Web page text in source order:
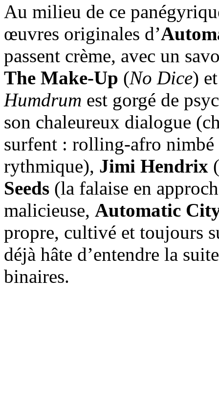
Au milieu de ce
œuvres originales d’
passent crème, avec un
The Make-Up (No Dice)
Humdrum est gorgé de
son chaleureux dialogue
surfent : rolling-afro nimbé
rythmique), Jimi Hendrix
Seeds (la falaise en
malicieuse, Automatic
propre, cultivé et toujours
déjà hâte d’entendre la
binaires.